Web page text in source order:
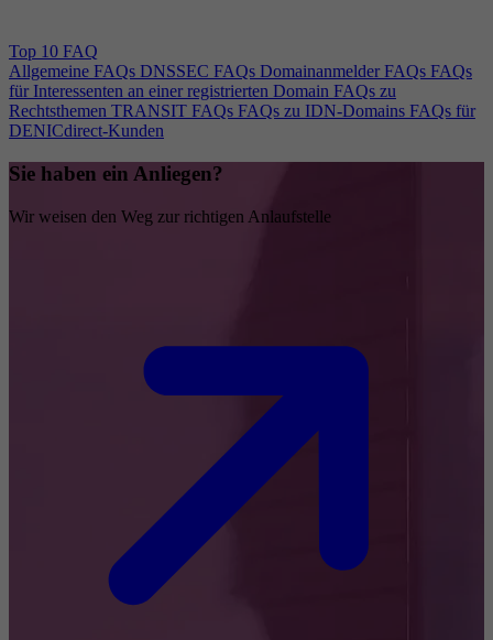
Top 10 FAQ
Allgemeine FAQs DNSSEC FAQs Domainanmelder FAQs FAQs
für Interessenten an einer registrierten Domain FAQs zu
Rechtsthemen TRANSIT FAQs FAQs zu IDN-Domains FAQs für
DENICdirect-Kunden
Sie haben ein Anliegen?
Wir weisen den Weg zur richtigen Anlaufstelle